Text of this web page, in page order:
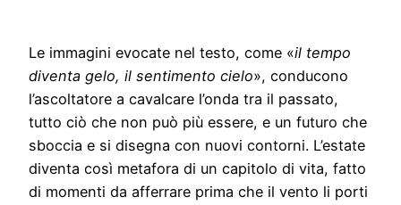
Le immagini evocate nel testo, come «il tempo
diventa gelo, il sentimento cielo», conducono
l’ascoltatore a cavalcare l’onda tra il passato,
tutto ciò che non può più essere, e un futuro che
sboccia e si disegna con nuovi contorni. L’estate
diventa così metafora di un capitolo di vita, fatto
di momenti da afferrare prima che il vento li porti